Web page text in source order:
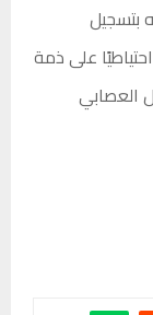
بتسجيل
على ذمة
العصابي